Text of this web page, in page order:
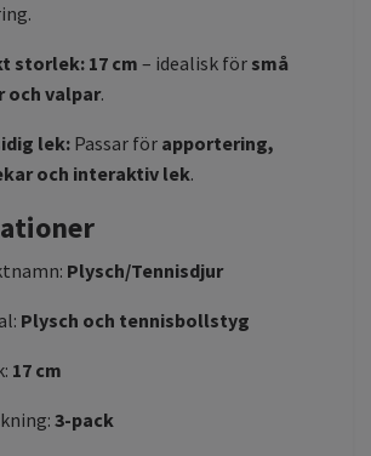
storlek: 17 cm – idealisk för små
och valpar.
lek:Passar för apportering,
och interaktiv lek.
Plysch/Tennisdjur
Plysch och tennisbollstyg
17 cm
3-pack